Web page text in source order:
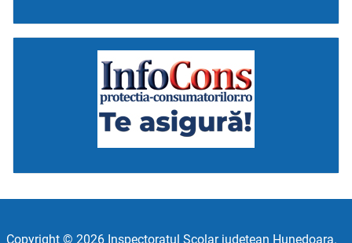
Copyright © 2026 Inspectoratul Scolar judetean Hunedoara.